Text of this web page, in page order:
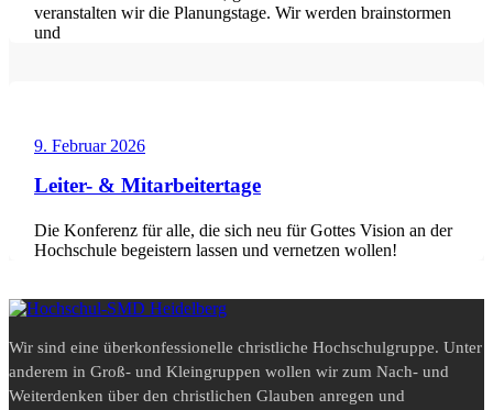
veranstalten wir die Planungstage. Wir werden brainstormen
und
9. Februar 2026
Leiter- & Mitarbeitertage
Die Konferenz für alle, die sich neu für Gottes Vision an der
Hochschule begeistern lassen und vernetzen wollen!
Wir sind eine überkonfessionelle christliche Hochschulgruppe. Unter
anderem in Groß- und Kleingruppen wollen wir zum Nach- und
Weiterdenken über den christlichen Glauben anregen und